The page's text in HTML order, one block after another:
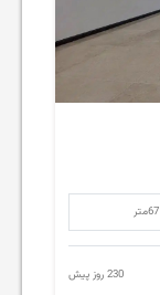
67متر
230 روز پیش